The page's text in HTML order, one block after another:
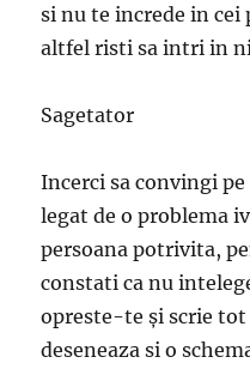
si nu te increde in cei
altfel risti sa intri in
Sagetator
Incerci sa convingi
legat de o problema
persoana potrivita,
constati ca nu
opreste-te şi scrie tot
deseneaza si o